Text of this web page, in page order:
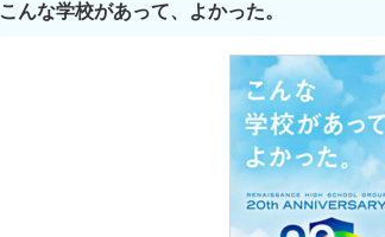
こんな学校があって、よかった。